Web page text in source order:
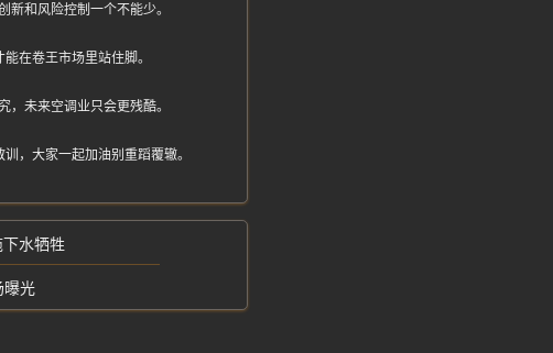
和风险控制一个不能少。
在卷王市场里站住脚。
未来空调业只会更残酷。
，大家一起加油别重蹈覆辙。
水牺牲
曝光